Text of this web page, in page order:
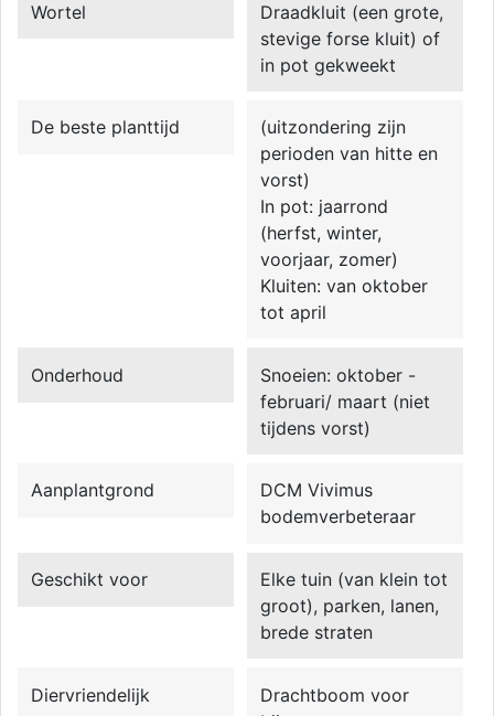
Wortel
Draadkluit (een grote,
stevige forse kluit) of
in pot gekweekt
De beste planttijd
(uitzondering zijn
perioden van hitte en
vorst)
In pot: jaarrond
(herfst, winter,
voorjaar, zomer)
Kluiten: van oktober
tot april
Onderhoud
Snoeien: oktober -
februari/ maart (niet
tijdens vorst)
Aanplantgrond
DCM Vivimus
bodemverbeteraar
Geschikt voor
Elke tuin (van klein tot
groot), parken, lanen,
brede straten
Diervriendelijk
Drachtboom voor